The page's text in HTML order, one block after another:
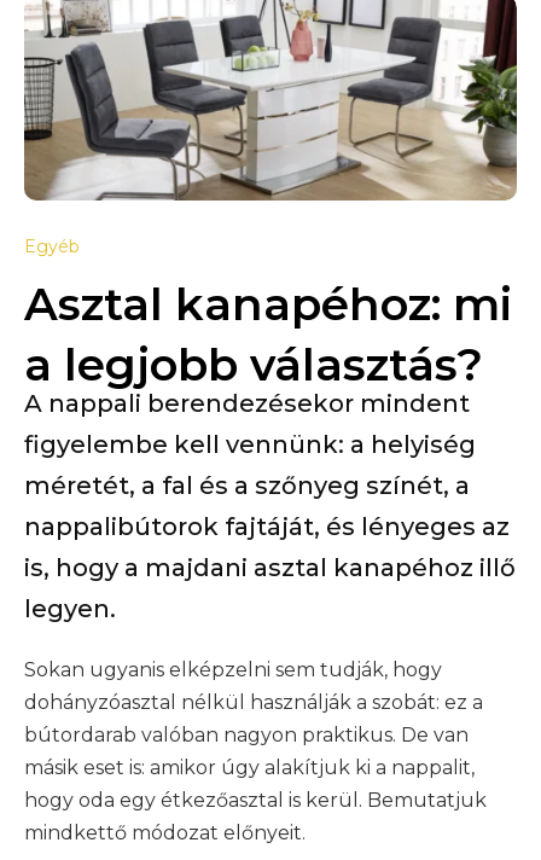
Egyéb
Asztal kanapéhoz: mi
a legjobb választás?
A nappali berendezésekor mindent
figyelembe kell vennünk: a helyiség
méretét, a fal és a szőnyeg színét, a
nappalibútorok fajtáját, és lényeges az
is, hogy a majdani asztal kanapéhoz illő
legyen.
Sokan ugyanis elképzelni sem tudják, hogy
dohányzóasztal nélkül használják a szobát: ez a
bútordarab valóban nagyon praktikus. De van
másik eset is: amikor úgy alakítjuk ki a nappalit,
hogy oda egy étkezőasztal is kerül. Bemutatjuk
mindkettő módozat előnyeit.